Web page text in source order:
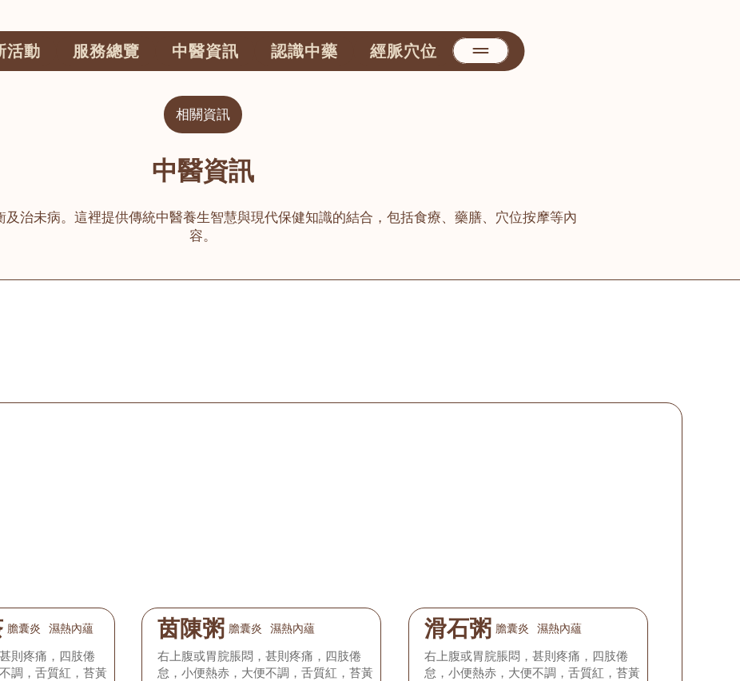
活動 服務總覽 中醫資訊 認識中藥 經脈穴位
相關資訊
中醫資訊
及治未病。這裡提供傳統中醫養生智慧與現代保健知識的結合，包括食療、藥膳、穴位按摩等內
容。
膽囊炎 濕熱內蘊
則疼痛，四肢倦
調，舌質紅，苔黃
茵陳粥 膽囊炎 濕熱內蘊
右上腹或胃脘脹悶，甚則疼痛，四肢倦
怠，小便熱赤，大便不調，舌質紅，苔黃
滑石粥 膽囊炎 濕熱內蘊
右上腹或胃脘脹悶，甚則疼痛，四肢倦
怠，小便熱赤，大便不調，舌質紅，苔黃